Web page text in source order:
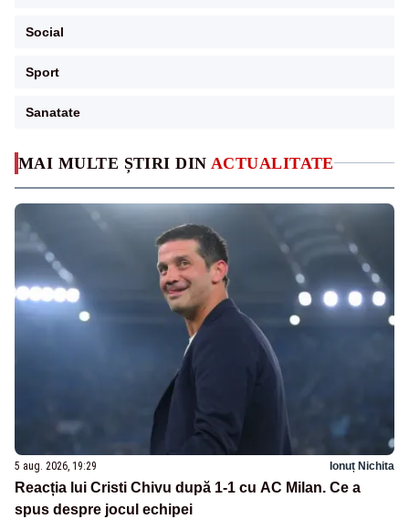
MAI MULTE ȘTIRI DIN ACTUALITATE
5 aug. 2026, 19:29 Ionuț Nichita
Reacția lui Cristi Chivu după 1-1 cu AC Milan. Ce a
spus despre jocul echipei
Social
Sport
Sanatate